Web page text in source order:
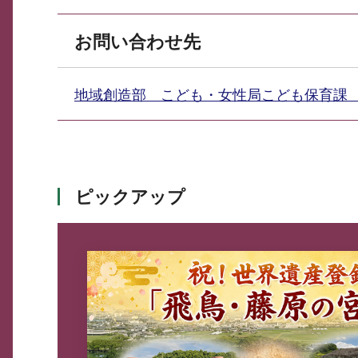
お問い合わせ先
地域創造部 こども・女性局こども保育
ピックアップ